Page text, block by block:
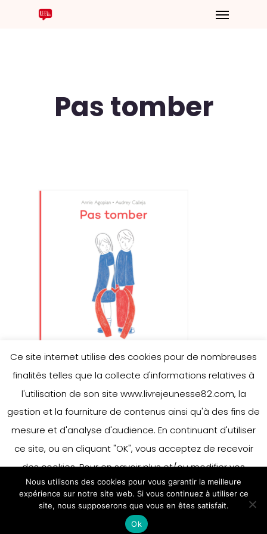
Pas tomber
Ce site internet utilise des cookies pour de nombreuses
finalités telles que la collecte d'informations relatives à
l'utilisation de son site www.livrejeunesse82.com, la
gestion et la fourniture de contenus ainsi qu'à des fins de
mesure et d'analyse d'audience. En continuant d'utiliser
ce site, ou en cliquant "OK", vous acceptez de recevoir
des cookies. Pour en savoir plus et/ou modifier vos
préférences en matière de cookies, merci de vous référer
à notre politique sur les cookies.
Accepter
En savoir plus
Nous utilisons des cookies pour vous garantir la meilleure
expérience sur notre site web. Si vous continuez à utiliser ce
site, nous supposerons que vous en êtes satisfait.
Ok